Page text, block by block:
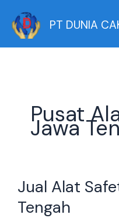
content
PT DUNIA
Pusat
Jawa
Jual Alat
Tengah
Alat
di